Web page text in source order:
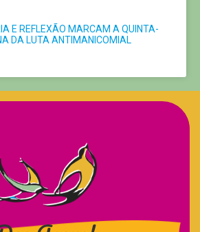
E REFLEXÃO MARCAM A QUINTA-
DA LUTA ANTIMANICOMIAL